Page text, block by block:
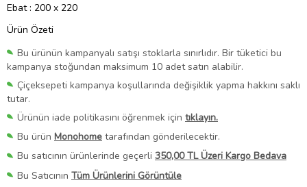
Ebat : 200 x 220
Ürün Özeti
Bu ürünün kampanyalı satışı stoklarla sınırlıdır. Bir tüketici bu
kampanya stoğundan maksimum 10 adet satın alabilir.
Çiçeksepeti kampanya koşullarında değişiklik yapma hakkını saklı
tutar.
Ürünün iade politikasını öğrenmek için tıklayın.
Bu ürün Monohome tarafından gönderilecektir.
Bu satıcının ürünlerinde geçerli 350,00 TL Üzeri Kargo Bedava
Bu Satıcının Tüm Ürünlerini Görüntüle